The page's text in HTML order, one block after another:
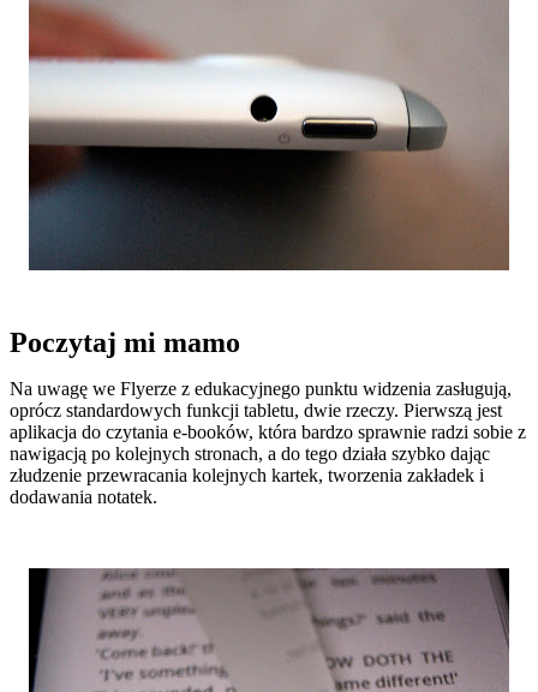
Poczytaj mi mamo
Na uwagę we Flyerze z edukacyjnego punktu widzenia zasługują,
oprócz standardowych funkcji tabletu, dwie rzeczy. Pierwszą jest
aplikacja do czytania e-booków, która bardzo sprawnie radzi sobie z
nawigacją po kolejnych stronach, a do tego działa szybko dając
złudzenie przewracania kolejnych kartek, tworzenia zakładek i
dodawania notatek.